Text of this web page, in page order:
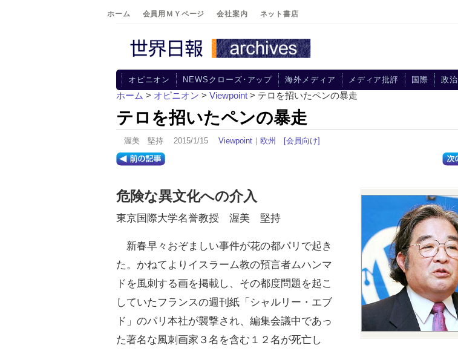
ホーム 会員用ＭＹページ 会社案内 ネット書店
オピニオン NEWSクローズ･アップ 海外メディア メディア批評 国際 政治
ホーム > オピニオン > Viewpoint > テロを招いたペンの暴走
テロを招いたペンの暴走
渥美 堅持 2015/1/15 Viewpoint ｜ 欧州 [会員向け]
危険な異文化への介入
東京国際大学名誉教授 渥美 堅持
新春早々おぞましい事件が花の都パリで起き
た。かねてよりイスラーム教の預言者ムハンマ
ドを風刺する画を掲載し、その都度問題を起こ
していたフランスの週刊紙「シャルリー・エブ
ド」のパリ本社が襲撃され、編集会議中であっ
た著名な風刺画家３名を含む１２名が死亡し